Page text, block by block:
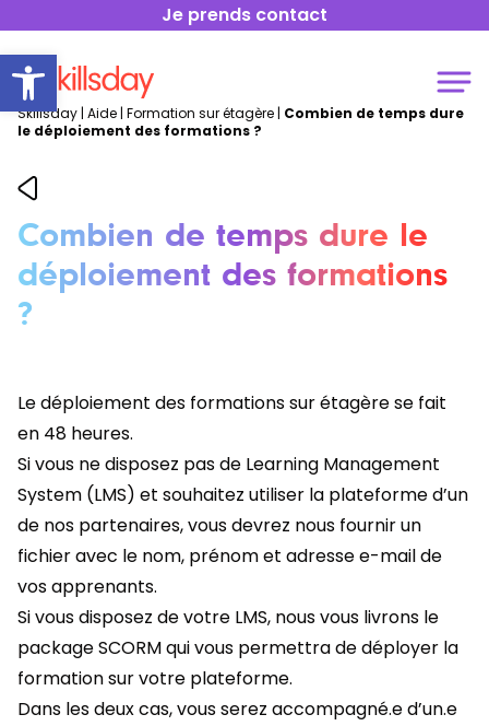
Je prends contact
Skillsday | Aide | Formation sur étagère | Combien de temps dure
le déploiement des formations ?
Combien de temps dure le
déploiement des formations
?
Le déploiement des formations sur étagère se fait
en 48 heures.
Si vous ne disposez pas de Learning Management
System (LMS) et souhaitez utiliser la plateforme d’un
de nos partenaires, vous devrez nous fournir un
fichier avec le nom, prénom et adresse e-mail de
vos apprenants.
Si vous disposez de votre LMS, nous vous livrons le
package SCORM qui vous permettra de déployer la
formation sur votre plateforme.
Dans les deux cas, vous serez accompagné.e d’un.e
Open toolbar